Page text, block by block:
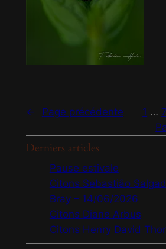
← Page précédente 1 … 7
Derniers articles
Pause estivale
Citons Sebastião
Bray – 14/06/2026
Citons Diane Arbus
Citons Henry David